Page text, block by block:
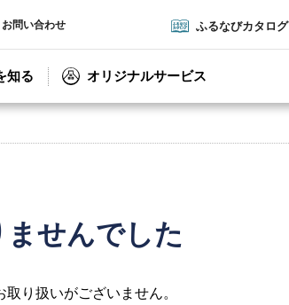
問い合わせ ふるなびカタログ
知る オリジナルサービス
せんでした
り扱いがございません。